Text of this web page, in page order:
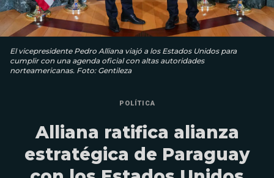
El vicepresidente Pedro Alliana viajó a los Estados Unidos para
cumplir con una agenda oficial con altas autoridades
norteamericanas. Foto: Gentileza
POLÍTICA
Alliana ratifica alianza
estratégica de Paraguay